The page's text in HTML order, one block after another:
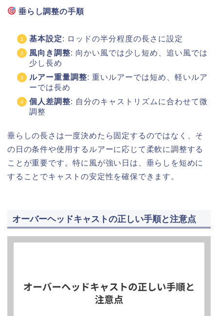
垂らし調整の手順
基本設定: ロッドの半分程度の長さに設定
風向き調整: 向かい風では少し短め、追い風では
少し長め
ルアー重量調整: 重いルアーでは短め、軽いルア
ーでは長め
個人差調整: 自分のキャストリズムに合わせて微
調整
垂らしの長さは一度決めたら固定するのではなく、そ
の日の条件や使用するルアーに応じて柔軟に調整する
ことが重要です。特に風が強い日は、垂らしを短めに
することでキャストの安定性を確保できます。
オーバーヘッドキャストの正しい手順と注意点